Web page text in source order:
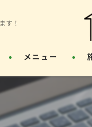
す！
メニュー